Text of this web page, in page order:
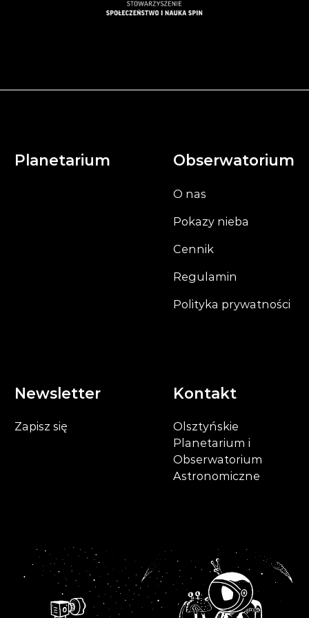
Planetarium Obserwatorium
O nas
Pokazy nieba
Cennik
Regulamin
Polityka prywatności
Newsletter
Zapisz się
Kontakt
Olsztyńskie
Planetarium i
Obserwatorium
Astronomiczne